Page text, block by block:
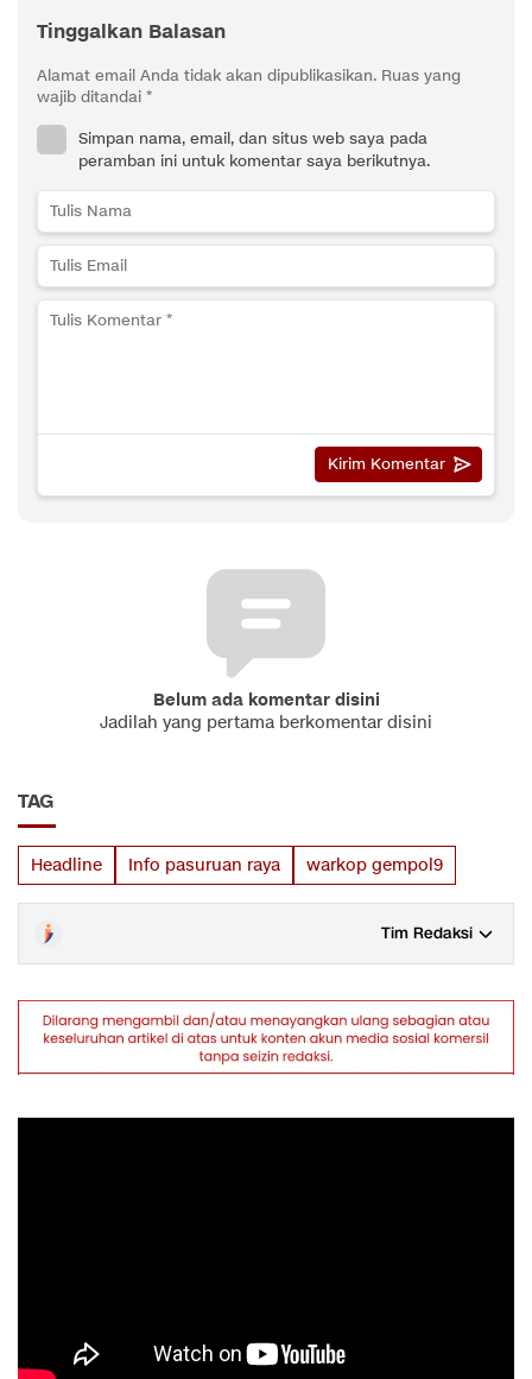
Tinggalkan Balasan
Alamat email Anda tidak akan dipublikasikan. Ruas yang
wajib ditandai *
Simpan nama, email, dan situs web saya pada
peramban ini untuk komentar saya berikutnya.
Belum ada komentar disini
Jadilah yang pertama berkomentar disini
TAG
Headline Info pasuruan raya warkop gempol9
Tim Redaksi